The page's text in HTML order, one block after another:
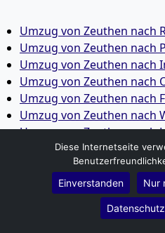
Umzug von Zeuthen nach
Umzug von Zeuthen nach
Umzug von Zeuthen nach
Umzug von Zeuthen nach
Umzug von Zeuthen nach
Umzug von Zeuthen nach
Umzug von Zeuthen nach
Umzug von Zeuthen nach
Umzug von Zeuthen nach
Umzug von Zeuthen nach
Umzug von Zeuthen nach
Umzug von Zeuthen nach
Diese Internetseite
Einverstanden Nur